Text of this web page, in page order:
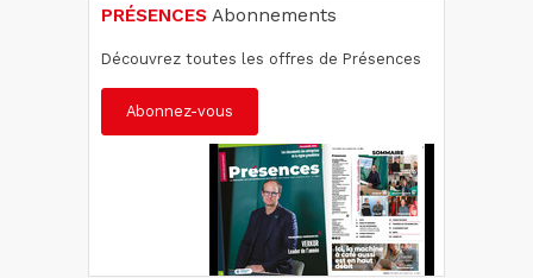
PRÉSENCES Abonnements
Découvrez toutes les offres de Présences
Abonnez-vous